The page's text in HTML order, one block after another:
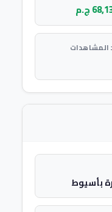
ج.م
المشاهدات